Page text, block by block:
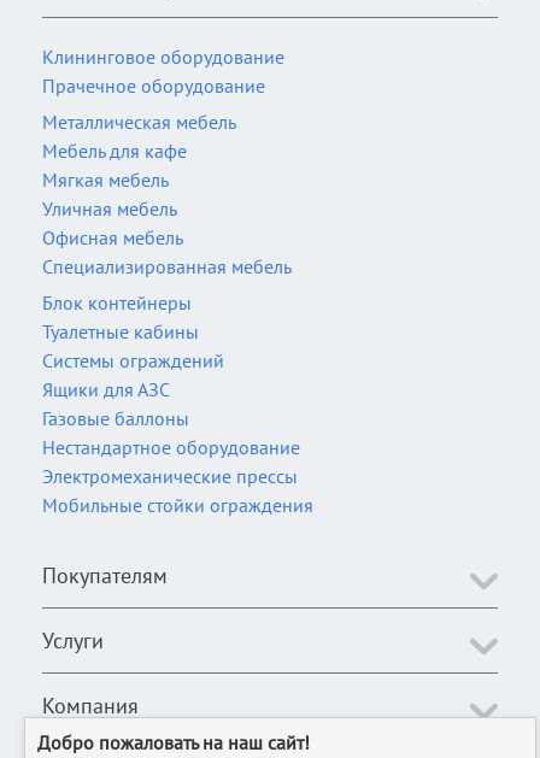
Клининговое оборудование
Прачечное оборудование
Металлическая мебель
Мебель для кафе
Мягкая мебель
Уличная мебель
Офисная мебель
Специализированная мебель
Блок контейнеры
Туалетные кабины
Системы ограждений
Ящики для АЗС
Газовые баллоны
Нестандартное оборудование
Электромеханические прессы
Мобильные стойки ограждения
Покупателям
Услуги
Компания
Добро пожаловать на наш сайт!